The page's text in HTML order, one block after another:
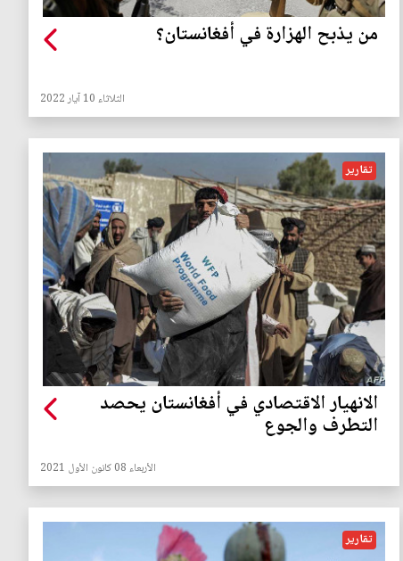
من يذبح الهزارة في أفغانستان؟
الثلاثاء 10 آيار 2022
تقارير
الانهيار الاقتصادي في أفغانستان يحصد
التطرف والجوع
الأربعاء 08 كانون الأول 2021
تقارير